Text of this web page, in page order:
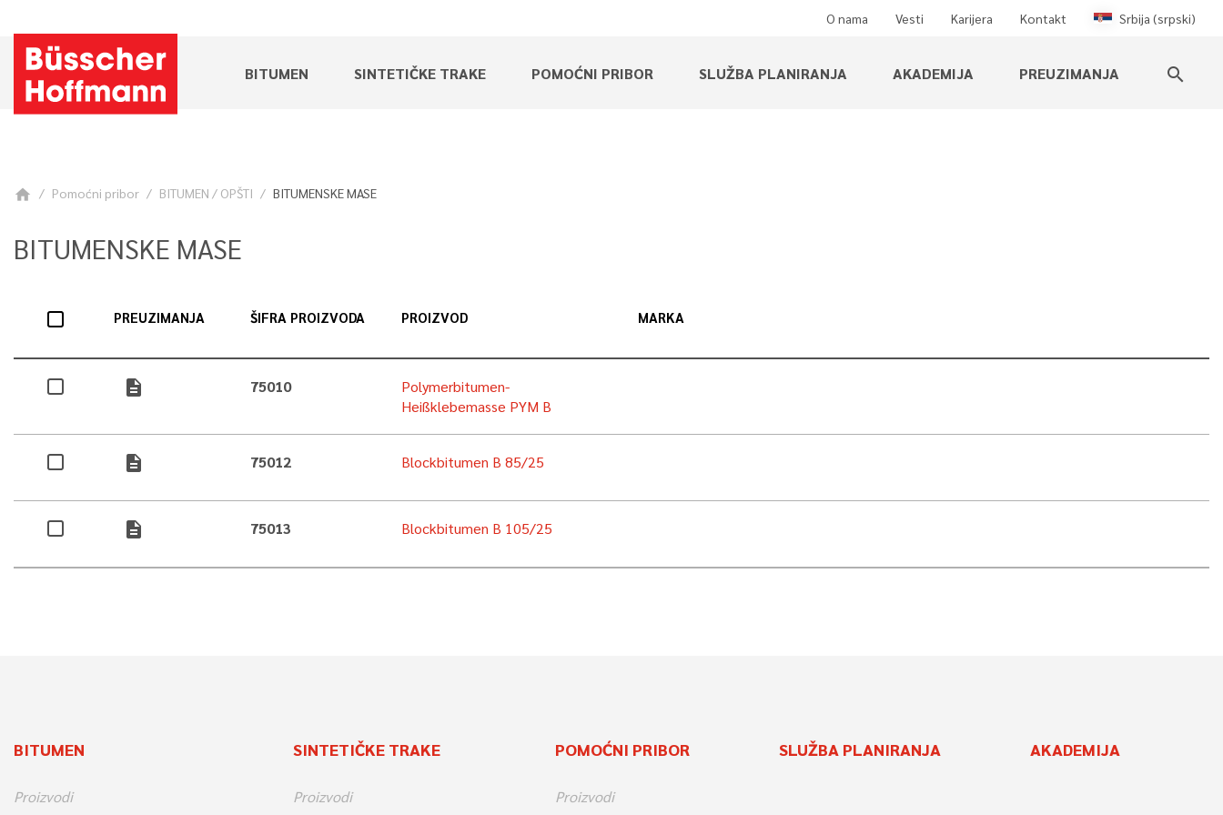
O nama Vesti Karijera Kontakt Srbija (srpski)
BITUMEN SINTETIČKE TRAKE POMOĆNI PRIBOR SLUŽBA PLANIRANJA AKADEMIJA PREUZIMANJA search
home Pomoćni pribor BITUMEN / OPŠTI BITUMENSKE MASE
BITUMENSKE MASE
PREUZIMANJA ŠIFRA PROIZVODA PROIZVOD MARKA
description 75010
Polymerbitumen-
Heißklebemasse PYM B
description 75012 Blockbitumen B 85/25
description 75013 Blockbitumen B 105/25
BITUMEN
Proizvodi
SINTETIČKE TRAKE
Proizvodi
POMOĆNI PRIBOR
Proizvodi
SLUŽBA PLANIRANJA AKADEMIJA